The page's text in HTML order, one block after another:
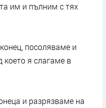
им и пълним с тях
посоляваме и
я слагаме в
и разрязваме на